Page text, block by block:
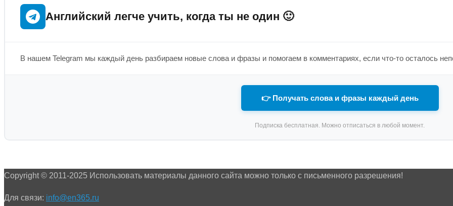
Английский легче учить, когда ты не один 🙂
В нашем Telegram мы каждый день разбираем новые слова и фразы и помогаем в комментариях, если что-то осталось
👉 Получать слова и фразы каждый день
Подписка бесплатная. Можно отписаться в любой момент.
Copyright © 2011-2025 Использовать материалы данного сайта можно только с письменного разрешения!
Для связи: info@en365.ru